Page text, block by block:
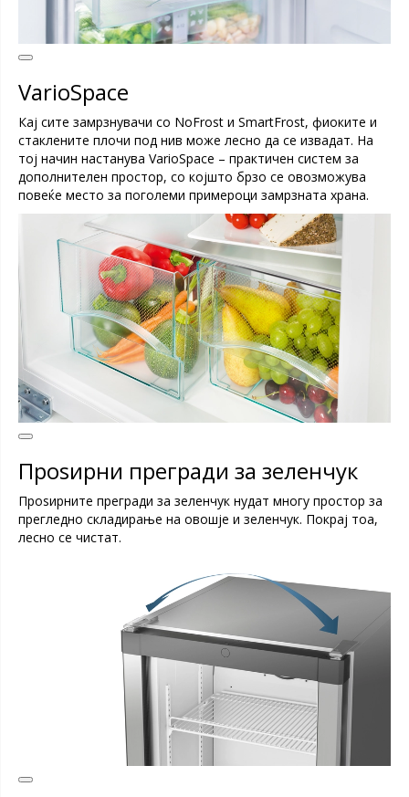
VarioSpace
Кај сите замрзнувачи со NoFrost и SmartFrost, фиоките и
стаклените плочи под нив може лесно да се извадат. На
тој начин настанува VarioSpace – практичен систем за
дополнителен простор, со којшто брзо се овозможува
повеќе место за поголеми примероци замрзната храна.
Проѕирни прегради за зеленчук
Проѕирните прегради за зеленчук нудат многу простор за
прегледно складирање на овошје и зеленчук. Покрај тоа,
лесно се чистат.